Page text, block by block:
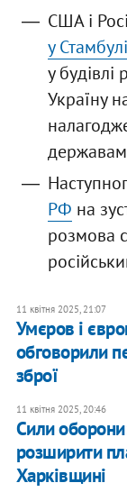
США і
у Стамбулі
у будівлі
Україну
РФ на
розмова
11 квітня 2025, 21:07
Умєров і
обговорили
зброї
11 квітня 2025, 20:46
Сили
розширити
Харківщині